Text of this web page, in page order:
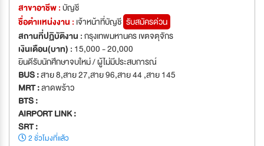
สาขาอาชีพ :บัญชี
ชื่อตำเเหน่งงาน : เจ้าหน้าที่บัญชี รับสมัครด่วน
สถานที่ปฏิบัติงาน :กรุงเทพมหานคร เขตจตุจักร
เงินเดือน(บาท) : 15,000 - 20,000
ยินดีรับนักศึกษาจบใหม่ / ผู้ไม่มีประสบการณ์
BUS :สาย 8,สาย 27,สาย 96,สาย 44 ,สาย 145
MRT :ลาดพร้าว
BTS :
AIRPORT LINK :
SRT :
2 ชั่วโมงที่แล้ว